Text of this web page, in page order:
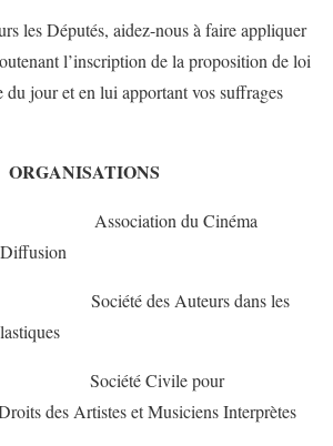
les Députés, aidez-nous à faire appliquer
l’inscription de la proposition de loi
du jour et en lui apportant vos suffrages
ORGANISATIONS
du Cinéma
des Auteurs dans les
Civile pour
des Artistes et Musiciens Interprètes